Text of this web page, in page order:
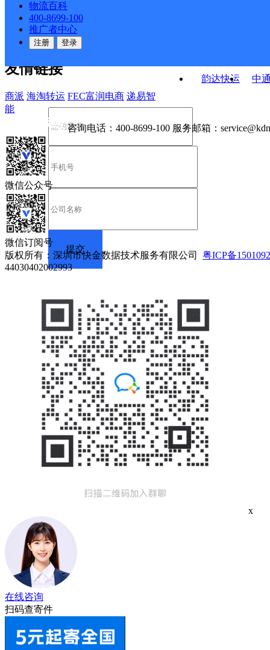
物流百科
400-8699-100
推广者中心
注册 登录
韵达快运
中
公司介绍 企业动态
合作伙伴 快递鸟接口服务协议
户隐私政策
友情链接
商派 海淘转运 FEC富润电商 递易智
能
咨询电话： 400-8699-100 服务邮箱：
微信公众号
微信订阅号
版权所有：深圳市快金数据技术服务有限公司 粤ICP备
44030402002993
x
在线咨询
扫码查寄件